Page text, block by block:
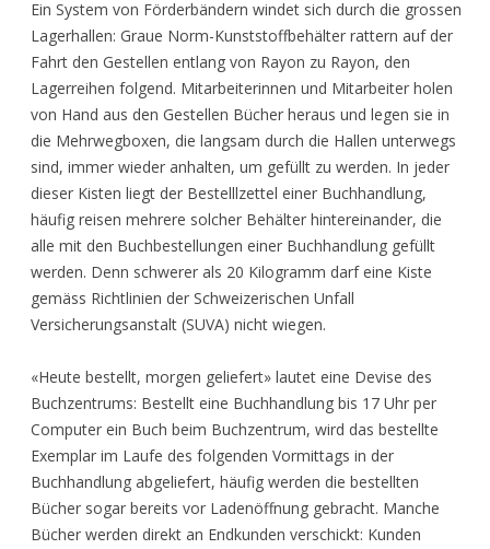
Ein System von Förderbändern windet sich durch die grossen
Lagerhallen: Graue Norm-Kunststoffbehälter rattern auf der
Fahrt den Gestellen entlang von Rayon zu Rayon, den
Lagerreihen folgend. Mitarbeiterinnen und Mitarbeiter holen
von Hand aus den Gestellen Bücher heraus und legen sie in
die Mehrwegboxen, die langsam durch die Hallen unterwegs
sind, immer wieder anhalten, um gefüllt zu werden. In jeder
dieser Kisten liegt der Bestelllzettel einer Buchhandlung,
häufig reisen mehrere solcher Behälter hintereinander, die
alle mit den Buchbestellungen einer Buchhandlung gefüllt
werden. Denn schwerer als 20 Kilogramm darf eine Kiste
gemäss Richtlinien der Schweizerischen Unfall
Versicherungsanstalt (SUVA) nicht wiegen.
«Heute bestellt, morgen geliefert» lautet eine Devise des
Buchzentrums: Bestellt eine Buchhandlung bis 17 Uhr per
Computer ein Buch beim Buchzentrum, wird das bestellte
Exemplar im Laufe des folgenden Vormittags in der
Buchhandlung abgeliefert, häufig werden die bestellten
Bücher sogar bereits vor Ladenöffnung gebracht. Manche
Bücher werden direkt an Endkunden verschickt: Kunden